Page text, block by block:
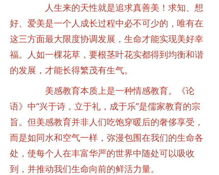
人生来的天性就是追求真善美！求知、想
好、爱美是一个人成长过程中必不可少的，唯有在
这三方面最大限度协调发展，生命才能实现美好幸
福。人如一棵花草，要根茎叶花实都得到均衡和谐
的发展，才能长得繁茂有生气。
美感教育本质上是一种情感教育。《论
语》中“兴于诗，立于礼，成于乐”是儒家教育的宗
旨。但美感教育并非人们吃饱穿暖后的奢侈享受，
而是如同水和空气一样，弥漫包围在我们的生命各
处，使每个人在丰富华严的世界中随处可以吸收
到，并推动我们生命向前的鲜活力量。